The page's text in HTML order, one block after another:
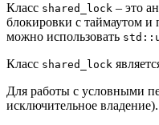
Класс shared_lock – это
блокировки с таймаутом и
можно использовать
Класс shared_lock
Для работы с условными
исключительное владение).